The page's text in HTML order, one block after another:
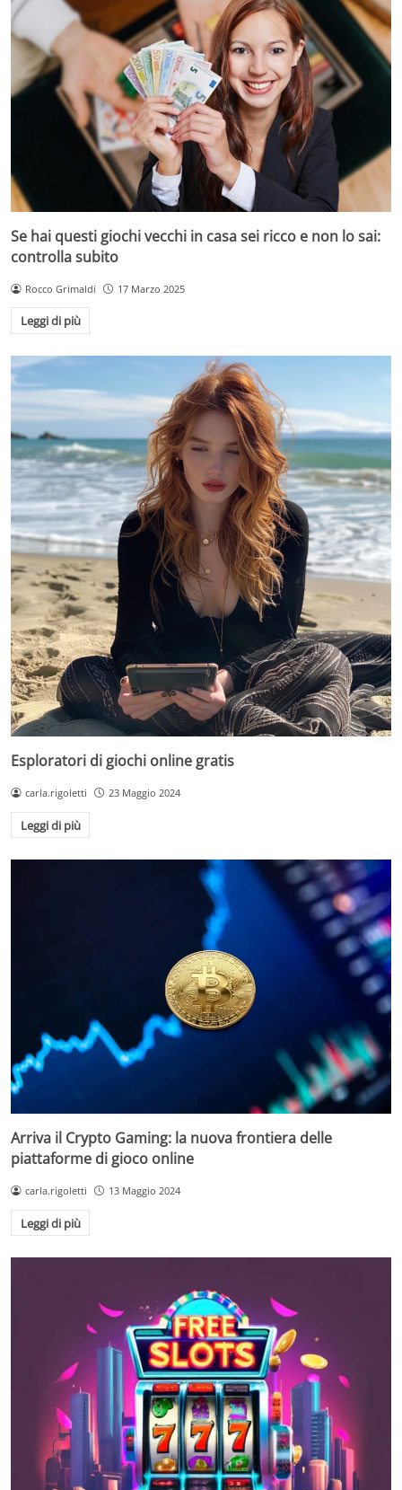
Se hai questi giochi vecchi in casa sei ricco e non lo sai:
controlla subito
Rocco Grimaldi 17 Marzo 2025
Leggi di più
Esploratori di giochi online gratis
carla.rigoletti 23 Maggio 2024
Leggi di più
Arriva il Crypto Gaming: la nuova frontiera delle
piattaforme di gioco online
carla.rigoletti 13 Maggio 2024
Leggi di più